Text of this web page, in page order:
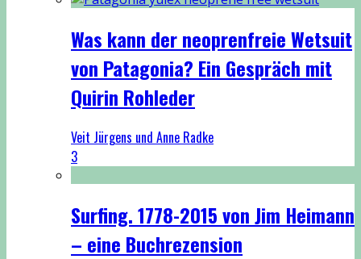
Was kann der neoprenfreie Wetsuit
von Patagonia? Ein Gespräch mit
Quirin Rohleder
Veit Jürgens und Anne Radke
3
Surfing. 1778-2015 von Jim Heimann
– eine Buchrezension